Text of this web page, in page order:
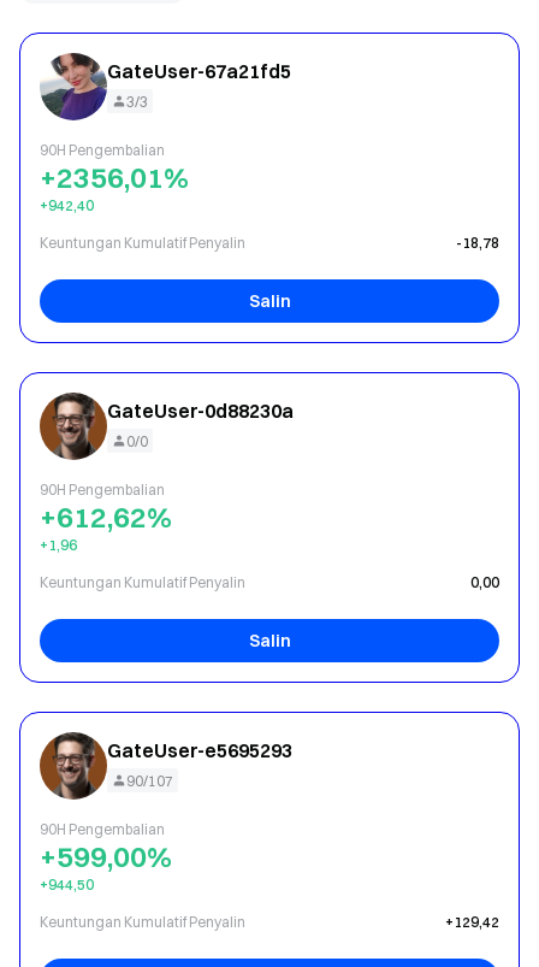
GateUser-67a21fd5
3/3
90H Pengembalian
+2356,01%
+942,40
Keuntungan Kumulatif Penyalin -18,78
Salin
GateUser-0d88230a
0/0
90H Pengembalian
+612,62%
+1,96
Keuntungan Kumulatif Penyalin 0,00
Salin
GateUser-e5695293
90/107
90H Pengembalian
+599,00%
+944,50
Keuntungan Kumulatif Penyalin +129,42